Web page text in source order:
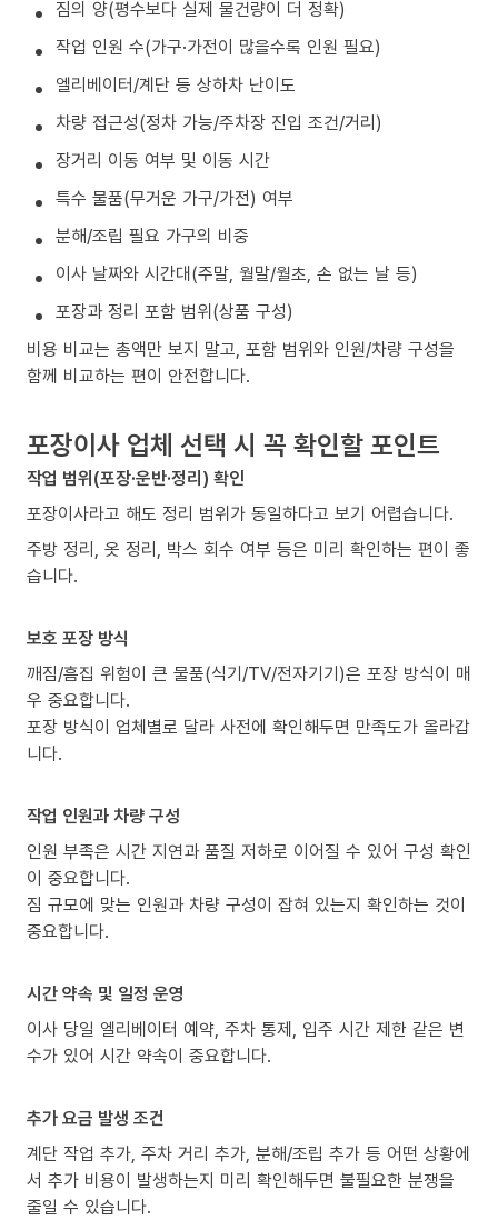
짐의 양(평수보다 실제 물건량이 더 정확)
작업 인원 수(가구·가전이 많을수록 인원 필요)
엘리베이터/계단 등 상하차 난이도
차량 접근성(정차 가능/주차장 진입 조건/거리)
장거리 이동 여부 및 이동 시간
특수 물품(무거운 가구/가전) 여부
분해/조립 필요 가구의 비중
이사 날짜와 시간대(주말, 월말/월초, 손 없는 날 등)
포장과 정리 포함 범위(상품 구성)
비용 비교는 총액만 보지 말고, 포함 범위와 인원/차량 구성을
함께 비교하는 편이 안전합니다.
포장이사 업체 선택 시 꼭 확인할 포인트
작업 범위(포장·운반·정리) 확인
포장이사라고 해도 정리 범위가 동일하다고 보기 어렵습니다.
주방 정리, 옷 정리, 박스 회수 여부 등은 미리 확인하는 편이 좋
습니다.
보호 포장 방식
깨짐/흠집 위험이 큰 물품(식기/TV/전자기기)은 포장 방식이 매
우 중요합니다.
포장 방식이 업체별로 달라 사전에 확인해두면 만족도가 올라갑
니다.
작업 인원과 차량 구성
인원 부족은 시간 지연과 품질 저하로 이어질 수 있어 구성 확인
이 중요합니다.
짐 규모에 맞는 인원과 차량 구성이 잡혀 있는지 확인하는 것이
중요합니다.
시간 약속 및 일정 운영
이사 당일 엘리베이터 예약, 주차 통제, 입주 시간 제한 같은 변
수가 있어 시간 약속이 중요합니다.
추가 요금 발생 조건
계단 작업 추가, 주차 거리 추가, 분해/조립 추가 등 어떤 상황에
서 추가 비용이 발생하는지 미리 확인해두면 불필요한 분쟁을
줄일 수 있습니다.